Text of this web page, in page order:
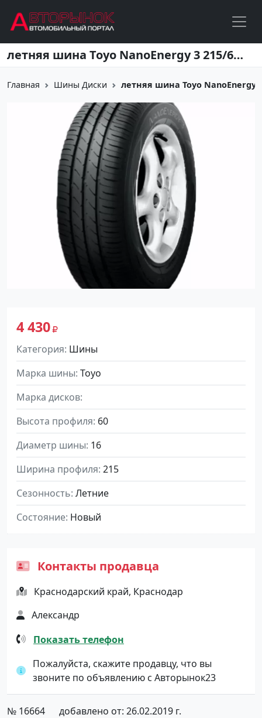
Перейти к основному содержанию летняя шина Toyo NanoEnergy 3 215/60R16
Главная Шины Диски летняя шина Toyo NanoEnergy
4 430
Категория Шины
Марка шины Toyo
Марка дисков
Высота профиля 60
Диаметр шины 16
Ширина профиля 215
Сезонность Летние
Состояние Новый
Контакты продавца
Краснодарский край, Краснодар
Александр
Показать телефон
Пожалуйста, скажите продавцу, что вы
звоните по объявлению с Авторынок23
№ 16664
добавлено от: 26.02.2019 г.